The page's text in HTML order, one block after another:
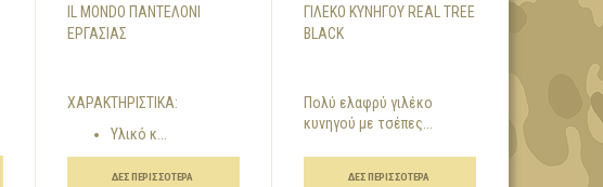
IL MONDO ΠΑΝΤΕΛΌΝΙ
ΕΡΓΑΣΊΑΣ
ΧΑΡΑΚΤΗΡΙΣΤΙΚΑ:
Υλικό κ...
ΔΕΣ ΠΕΡΙΣΣΌΤΕΡΑ
ΓΙΛΈΚΟ ΚΥΝΗΓΟΎ REAL TREE
BLACK
Πολύ ελαφρύ γιλέκο
κυνηγού με τσέπες...
ΔΕΣ ΠΕΡΙΣΣΌΤΕΡΑ